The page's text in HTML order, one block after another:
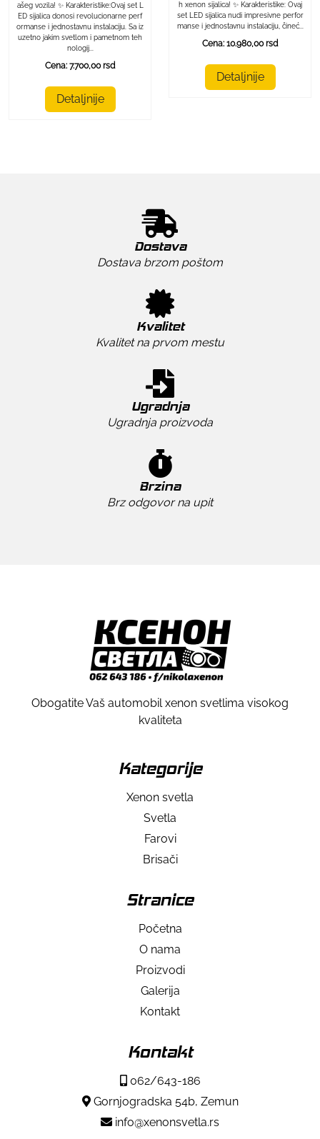
ašeg vozila! ✨ Karakteristike:Ovaj set L
ED sijalica donosi revolucionarne perf
ormanse i jednostavnu instalaciju. Sa iz
uzetno jakim svetlom i pametnom teh
nologij...
Cena: 7.700,00 rsd
Detaljnije
h xenon sijalica! ✨ Karakteristike: Ovaj
set LED sijalica nudi impresivne perfor
manse i jednostavnu instalaciju, čineć...
Cena: 10.980,00 rsd
Detaljnije
Dostava
Dostava brzom poštom
Kvalitet
Kvalitet na prvom mestu
Ugradnja
Ugradnja proizvoda
Brzina
Brz odgovor na upit
Obogatite Vaš automobil xenon svetlima visokog
kvaliteta
Kategorije
Xenon svetla
Svetla
Farovi
Brisači
Stranice
Početna
O nama
Proizvodi
Galerija
Kontakt
Kontakt
062/643-186
Gornjogradska 54b, Zemun
info@xenonsvetla.rs